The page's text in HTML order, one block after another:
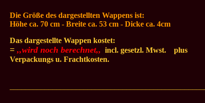
Die Größe des dargestellten Wappens ist:
Höhe ca. 70 cm - Breite ca. 53 cm - Dicke ca. 4cm
Das dargestellte Wappen kostet:
= ,,wird noch berechnet,, incl. gesetzl. Mwst.
plus
Verpackungs u. Frachtkosten.